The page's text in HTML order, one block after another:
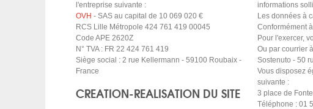
l'entreprise suivante :
OVH - SAS au capital de 10 069 020 €
RCS Lille Métropole 424 761 419 00045
Code APE 2620Z
N° TVA : FR 22 424 761 419
Siège social : 2 rue Kellermann - 59100 Roubaix -
France
CREATION-REALISATION DU SITE
informations
Les données à
Conformément
Pour l'exercer,
Ou par courrier
Sostenuto - 50
Vous disposez
suivante :
3 place de
Téléphone : 01